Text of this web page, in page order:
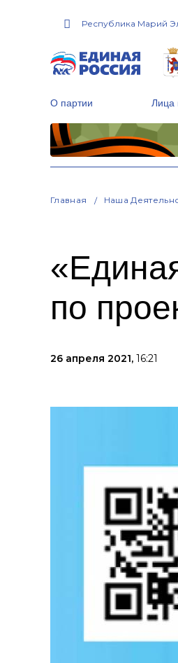
Республика Марий
О партии Лица
Главная Наша
по
26 апреля 2021, 16:21